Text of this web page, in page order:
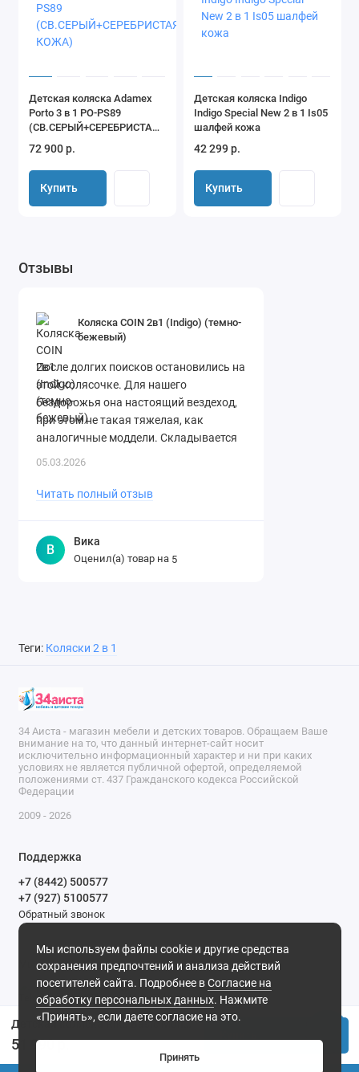
Детская коляска Riko Basic Montana X Prestige 2 в 1 01 коричневый
51 990 р.
скрытые вентиляционные секции в капюшонах
дождевик, москитная сетка, невероятно стильная сумка - в
Детская коляска Adamex
Porto 3 в 1 PO-PS89
(СВ.СЕРЫЙ+СЕРЕБРИСТАЯ
72 900 р.
Купить
Детская коляска Indigo
Indigo Special New 2 в 1 Is05
шалфей кожа
42 299 р.
Купить
Отзывы
Коляска COIN 2в1 (Indigo) (темно-
бежевый)
После долгих поисков остановились на
этой колясочке. Для нашего
бездорожья она настоящий вездеход,
при этом не такая тяжелая, как
аналогичные моддели. Складывается
05.03.2026
Читать полный отзыв
В
Вика
Оценил(а) товар на 5
Теги: Коляски 2 в 1
Мы используем файлы cookie и другие средства
сохранения предпочтений и анализа действий
посетителей сайта. Подробнее вСогласие на
обработку персональных данных. Нажмите
«Принять», если даете согласие на это.
Принять
34 Аиста - магазин мебели и детских товаров. Обращаем Ваше
внимание на то, что данный интернет-сайт носит
исключительно информационный характер и ни при каких
условиях не является публичной офертой, определяемой
положениями ст. 437 Гражданского кодекса Российской
Федерации
2009 - 2026
Поддержка
+7 (8442) 500577
+7 (927) 5100577
Обратный звонок
Мы в сети